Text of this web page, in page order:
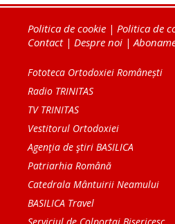
Politica de cookie | Politica de
Contact| Despre noi |
Fototeca Ortodoxiei Românești
Radio TRINITAS
TV TRINITAS
Vestitorul Ortodoxiei
Agenţia de ştiri BASILICA
Patriarhia Română
Catedrala Mântuirii Neamului
BASILICA Travel